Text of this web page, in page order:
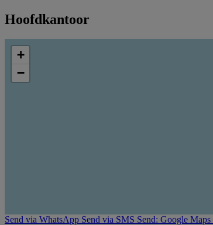
Hoofdkantoor
+
−
Send via WhatsApp Send via SMS Send: Google Maps